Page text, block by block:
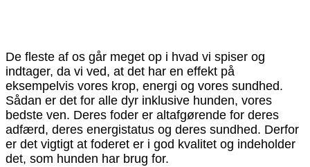
De fleste af os går meget op i hvad vi spiser og
indtager, da vi ved, at det har en effekt på
eksempelvis vores krop, energi og vores sundhed.
Sådan er det for alle dyr inklusive hunden, vores
bedste ven. Deres foder er altafgørende for deres
adfærd, deres energistatus og deres sundhed. Derfor
er det vigtigt at foderet er i god kvalitet og indeholder
det, som hunden har brug for.